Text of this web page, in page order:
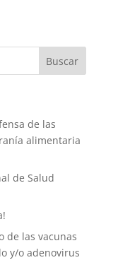
de las
alimentaria
de Salud
de las vacunas
y/o adenovirus